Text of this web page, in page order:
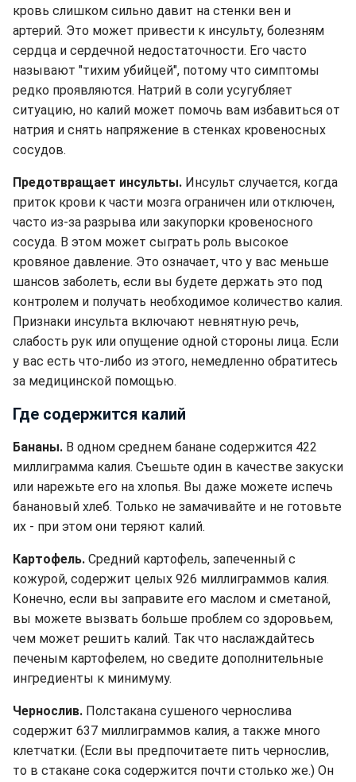
кровь слишком сильно давит на стенки вен и
артерий. Это может привести к инсульту, болезням
сердца и сердечной недостаточности. Его часто
называют "тихим убийцей", потому что симптомы
редко проявляются. Натрий в соли усугубляет
ситуацию, но калий может помочь вам избавиться от
натрия и снять напряжение в стенках кровеносных
сосудов.
Предотвращает инсульты. Инсульт случается, когда
приток крови к части мозга ограничен или отключен,
часто из-за разрыва или закупорки кровеносного
сосуда. В этом может сыграть роль высокое
кровяное давление. Это означает, что у вас меньше
шансов заболеть, если вы будете держать это под
контролем и получать необходимое количество калия.
Признаки инсульта включают невнятную речь,
слабость рук или опущение одной стороны лица. Если
у вас есть что-либо из этого, немедленно обратитесь
за медицинской помощью.
Где содержится калий
Бананы. В одном среднем банане содержится 422
миллиграмма калия. Съешьте один в качестве закуски
или нарежьте его на хлопья. Вы даже можете испечь
банановый хлеб. Только не замачивайте и не готовьте
их - при этом они теряют калий.
Картофель. Средний картофель, запеченный с
кожурой, содержит целых 926 миллиграммов калия.
Конечно, если вы заправите его маслом и сметаной,
вы можете вызвать больше проблем со здоровьем,
чем может решить калий. Так что наслаждайтесь
печеным картофелем, но сведите дополнительные
ингредиенты к минимуму.
Чернослив. Полстакана сушеного чернослива
содержит 637 миллиграммов калия, а также много
клетчатки. (Если вы предпочитаете пить чернослив,
то в стакане сока содержится почти столько же.) Он